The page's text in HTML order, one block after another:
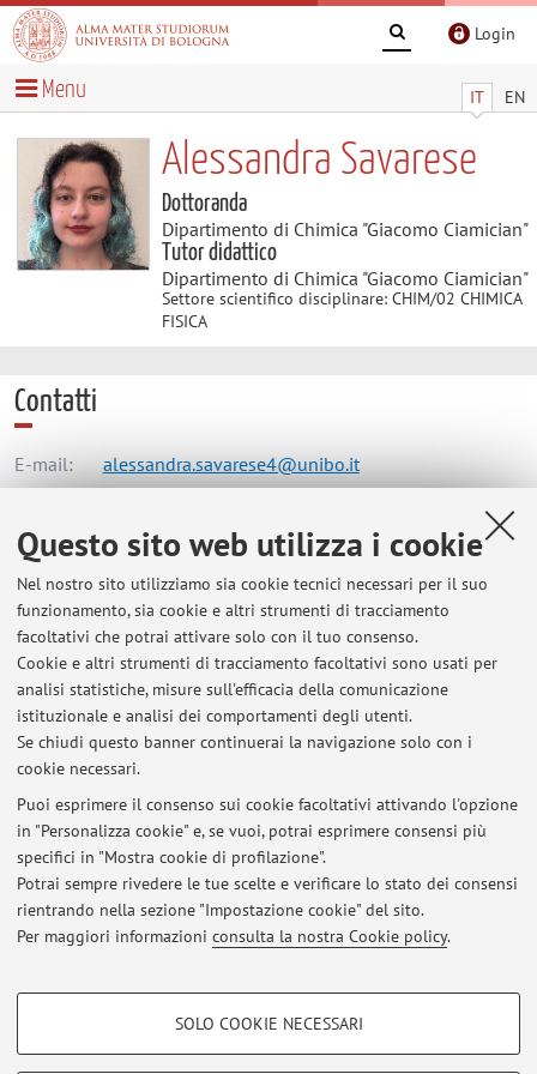
Questo sito web utilizza i cookie
Nel nostro sito utilizziamo sia cookie tecnici necessari per il suo
funzionamento, sia cookie e altri strumenti di tracciamento
facoltativi che potrai attivare solo con il tuo consenso.
Cookie e altri strumenti di tracciamento facoltativi sono usati per
analisi statistiche, misure sull'efficacia della comunicazione
istituzionale e analisi dei comportamenti degli utenti.
Se chiudi questo banner continuerai la navigazione solo con i
cookie necessari.
Puoi esprimere il consenso sui cookie facoltativi attivando l'opzione
in "Personalizza cookie" e, se vuoi, potrai esprimere consensi più
specifici in "Mostra cookie di profilazione".
Potrai sempre rivedere le tue scelte e verificare lo stato dei consensi
rientrando nella sezione "Impostazione cookie" del sito.
Per maggiori informazioni consulta la nostra Cookie policy.
COOKIE DI PROFILAZIONE - FACOLTATIVI
SOLO COOKIE NECESSARI
Login
IT EN
Menu
Alessandra Savarese
Dottoranda
Dipartimento di Chimica "Giacomo Ciamician"
Tutor didattico
Dipartimento di Chimica "Giacomo Ciamician"
Settore scientifico disciplinare: CHIM/02 CHIMICA
FISICA
Contatti
E-mail: alessandra.savarese4@unibo.it
Dipartimento di Chimica "Giacomo Ciamician"
Via Gobetti 85, Bologna -Vai alla mappa
Risorse in rete
ORCID
Ultimi avvisi
Al momento non sono presenti avvisi.
Area riservata